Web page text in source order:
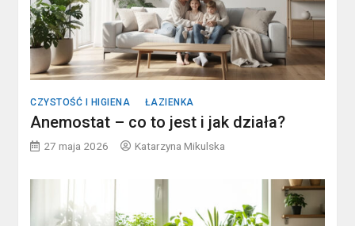
CZYSTOŚĆ I HIGIENA ŁAZIENKA
Anemostat – co to jest i jak działa?
27 maja 2026 Katarzyna Mikulska